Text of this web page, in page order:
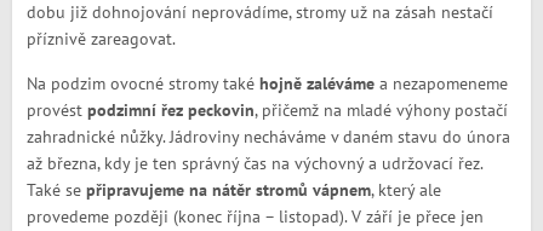
dobu již dohnojování neprovádíme, stromy už na zásah nestačí
příznivě zareagovat.
Na podzim ovocné stromy také hojně zalévámea nezapomeneme
provést podzimní řez peckovin, přičemž na mladé výhony postačí
zahradnické nůžky. Jádroviny necháváme v daném stavu do února
až března, kdy je ten správný čas na výchovný a udržovací řez.
Také se připravujeme na nátěr stromů vápnem, který ale
provedeme později (konec října – listopad). V září je přece jen